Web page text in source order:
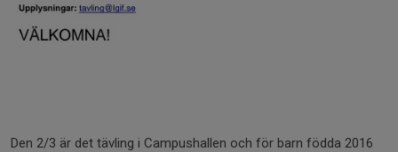
Den 2/3 är det tävling i Campushallen och för barn födda 2016